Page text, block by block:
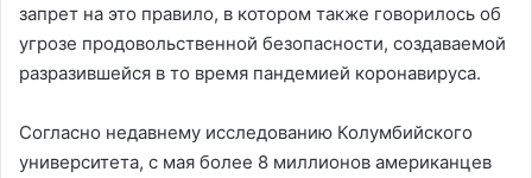
запрет на это правило, в котором также говорилось об
угрозе продовольственной безопасности, создаваемой
разразившейся в то время пандемией коронавируса.
Согласно недавнему исследованию Колумбийского
университета, с мая более 8 миллионов американцев